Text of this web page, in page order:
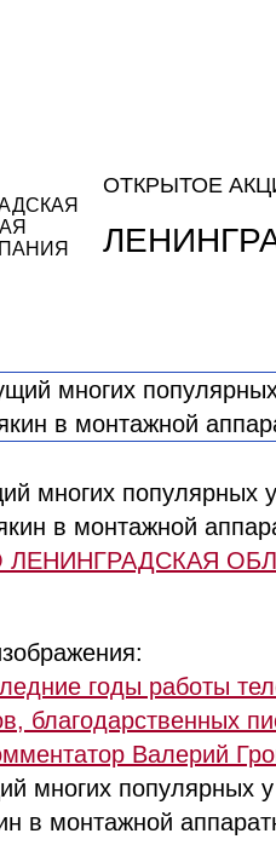
ОТКРЫТОЕ
многих популярных
в монтажной
ЛЕНИНГРАДСКАЯ
годы работы
благодарственных
Валерий
многих популярных
в монтажной